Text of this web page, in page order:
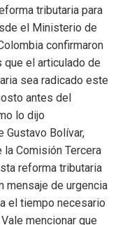
tributaria para
el Ministerio de
confirmaron
que el articulado de
sea radicado este
antes del
lo dijo
Gustavo Bolívar,
Comisión Tercera
reforma tributaria
mensaje de urgencia
el tiempo necesario
mencionar que